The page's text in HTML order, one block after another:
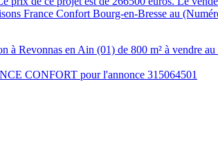
France Confort Bourg-en-Bresse au